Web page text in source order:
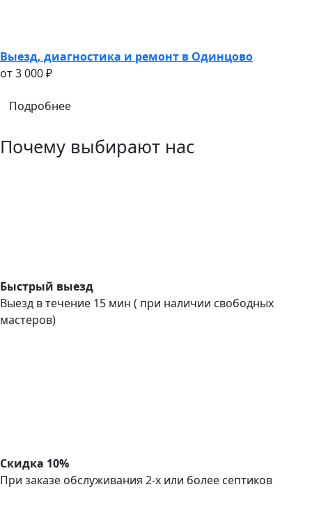
Выезд, диагностика и ремонт в Одинцово
oт 3 000 ₽
Подробнее
Почему выбирают нас
Быстрый выезд
Выезд в течение 15 мин ( при наличии свободных
мастеров)
Скидка 10%
При заказе обслуживания 2-х или более септиков